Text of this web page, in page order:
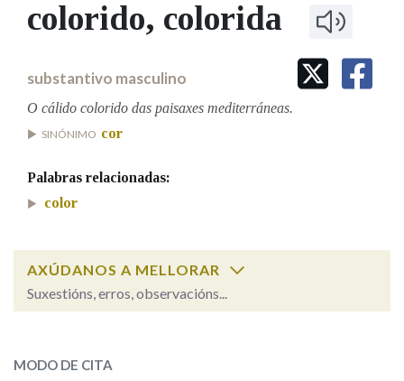
IDENTIDADE CORPORATIVA
MARCIAL DEL ADALID
CASA-MUSEO EMILIA PARDO
FIGURAS HOMENAXEADAS
PRIMAVERA DAS LETRAS
Facebook
TwitterYoutubeInstagramBluesky
BUSCAR NOS LEMAS
Remata por
Contén
BUSCAR NO CONTIDO
Nas definicións
colorido, colorida
substantivo masculino
O cálido colorido das paisaxes mediterráneas.
SINÓNIMO cor
Palabras relacionadas:
color
AXÚDANOS A MELLORAR
Suxestións, erros, observacións...
ESCOLLE UNHA OPCIÓN:
MODO DE CITA